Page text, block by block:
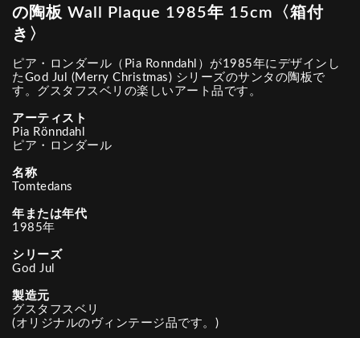
の陶板 Wall Plaque 1985年 15cm〈箱付
き〉
ピア・ロンダール（Pia Ronndahl）が1985年にデザインし
たGod Jul (Merry Christmas) シリーズのサンタの陶板で
す。グスタフスベリの楽しいアート品です。
アーティスト
Pia Rönndahl
ピア・ロンダール
名称
Tomtedans
年または年代
1985年
シリーズ
God Jul
製造元
グスタフスベリ
(オリジナルのヴィンテージ品です。)